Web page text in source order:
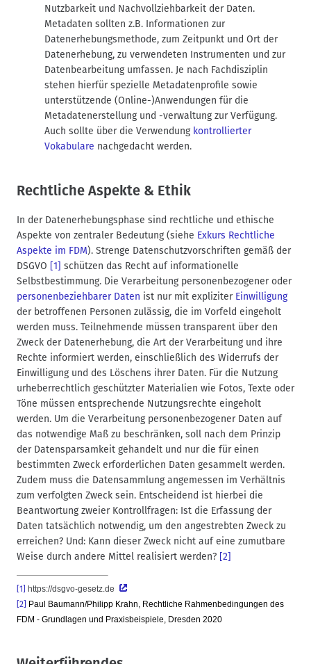
Nutzbarkeit und Nachvollziehbarkeit der Daten.
Metadaten sollten z.B. Informationen zur
Datenerhebungsmethode, zum Zeitpunkt und Ort der
Datenerhebung, zu verwendeten Instrumenten und zur
Datenbearbeitung umfassen. Je nach Fachdisziplin
stehen hierfür spezielle Metadatenprofile sowie
unterstützende (Online-)Anwendungen für die
Metadatenerstellung und -verwaltung zur Verfügung.
Auch sollte über die Verwendung kontrollierter
Vokabulare nachgedacht werden.
Rechtliche Aspekte & Ethik
In der Datenerhebungsphase sind rechtliche und ethische
Aspekte von zentraler Bedeutung (siehe Exkurs Rechtliche
Aspekte im FDM). Strenge Datenschutzvorschriften gemäß der
DSGVO [1] schützen das Recht auf informationelle
Selbstbestimmung. Die Verarbeitung personenbezogener oder
personenbeziehbarer Daten ist nur mit expliziter Einwilligung
der betroffenen Personen zulässig, die im Vorfeld eingeholt
werden muss. Teilnehmende müssen transparent über den
Zweck der Datenerhebung, die Art der Verarbeitung und ihre
Rechte informiert werden, einschließlich des Widerrufs der
Einwilligung und des Löschens ihrer Daten. Für die Nutzung
urheberrechtlich geschützter Materialien wie Fotos, Texte oder
Töne müssen entsprechende Nutzungsrechte eingeholt
werden. Um die Verarbeitung personenbezogener Daten auf
das notwendige Maß zu beschränken, soll nach dem Prinzip
der Datensparsamkeit gehandelt und nur die für einen
bestimmten Zweck erforderlichen Daten gesammelt werden.
Zudem muss die Datensammlung angemessen im Verhältnis
zum verfolgten Zweck sein. Entscheidend ist hierbei die
Beantwortung zweier Kontrollfragen: Ist die Erfassung der
Daten tatsächlich notwendig, um den angestrebten Zweck zu
erreichen? Und: Kann dieser Zweck nicht auf eine zumutbare
Weise durch andere Mittel realisiert werden? [2]
[1] https://dsgvo-gesetz.de
[2] Paul Baumann/Philipp Krahn, Rechtliche Rahmenbedingungen des
FDM - Grundlagen und Praxisbeispiele, Dresden 2020